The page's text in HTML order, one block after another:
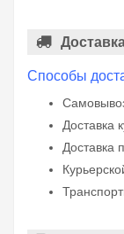
Способы
Доставка
Доставка